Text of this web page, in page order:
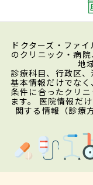
ドクターズ・ファ
のクリニック・病
地
診療科目、行政区
基本情報だけでな
条件に合ったクリ
ます。 医院情報だ
関する情報（診療